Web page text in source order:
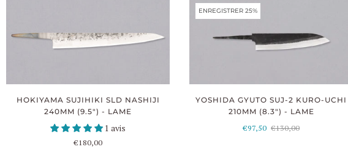
HOKIYAMA SUJIHIKI SLD NASHIJI
240MM (9.5") - LAME
1 avis
€180,00
ENREGISTRER 25%
YOSHIDA GYUTO SUJ-2 KURO-UCHI
210MM (8.3") - LAME
€97,50 €130,00